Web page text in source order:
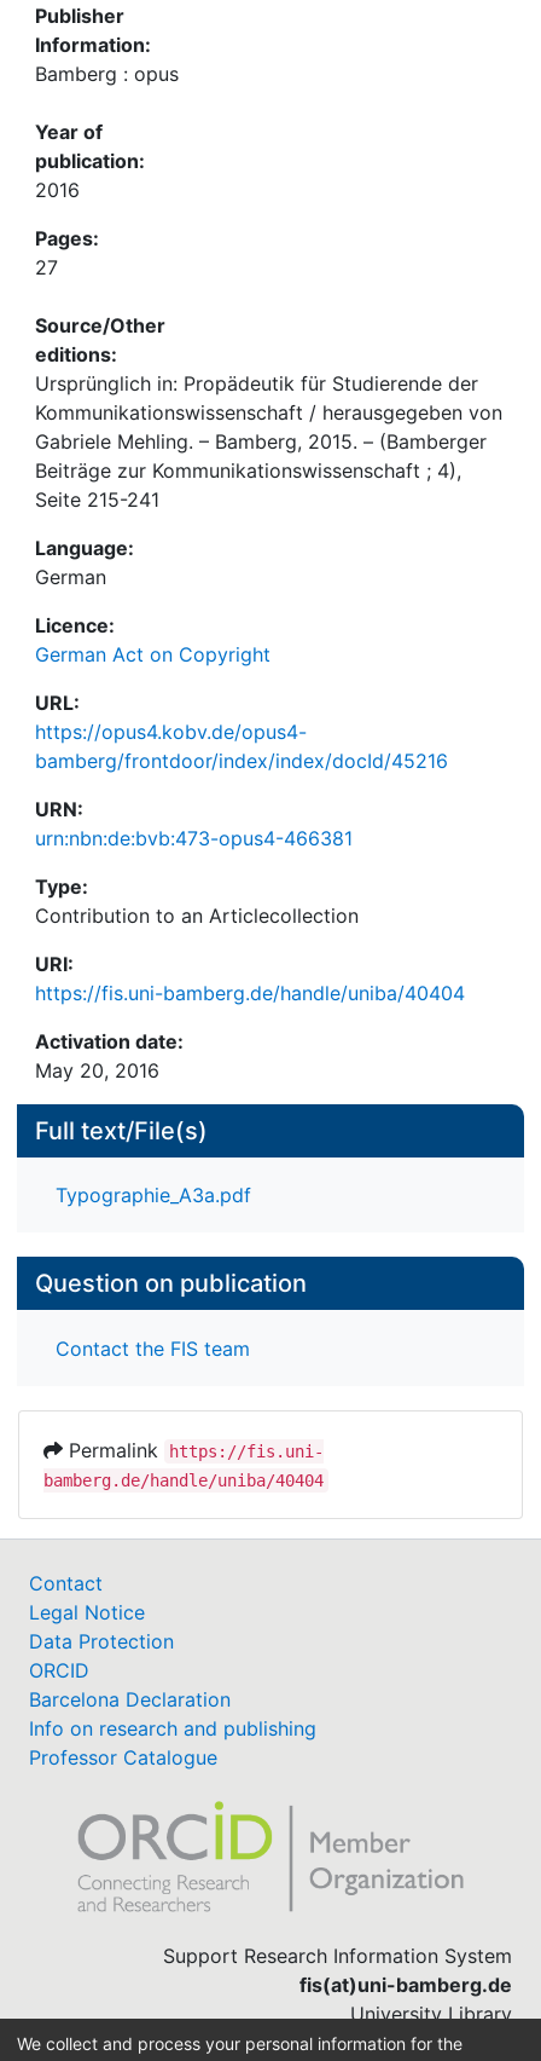
Publisher
Information:
Bamberg : opus
Year of
publication:
2016
Pages:
27
Source/Other
editions:
Ursprünglich in: Propädeutik für Studierende der
Kommunikationswissenschaft / herausgegeben von
Gabriele Mehling. – Bamberg, 2015. – (Bamberger
Beiträge zur Kommunikationswissenschaft ; 4),
Seite 215-241
Language:
German
Licence:
German Act on Copyright
URL:
https://opus4.kobv.de/opus4-
bamberg/frontdoor/index/index/docId/45216
URN:
urn:nbn:de:bvb:473-opus4-466381
Type:
Contribution to an Articlecollection
URI:
https://fis.uni-bamberg.de/handle/uniba/40404
Activation date:
May 20, 2016
Full text/File(s)
Typographie_A3a.pdf
Question on publication
Contact the FIS team
Permalink
https://fis.uni-
bamberg.de/handle/uniba/40404
Contact
Legal Notice
Data Protection
ORCID
Barcelona Declaration
Info on research and publishing
Professor Catalogue
Support Research Information System
fis(at)uni-bamberg.de
University Library
(0951) 863-1568
We collect and process your personal information for the